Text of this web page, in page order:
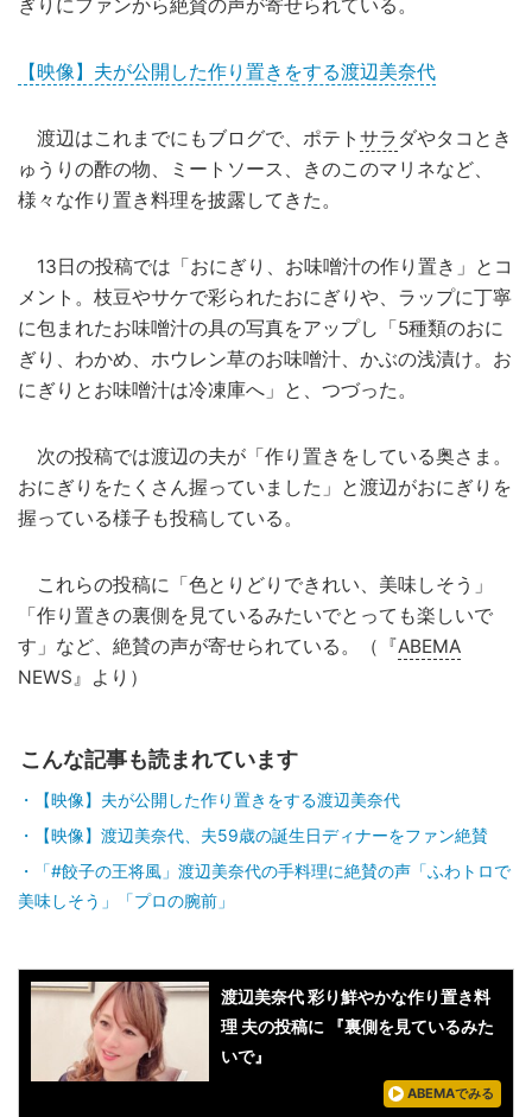
ぎりにファンから絶賛の声が寄せられている。
【映像】夫が公開した作り置きをする渡辺美奈代
渡辺はこれまでにもブログで、ポテト サラ ダやタコとき
ゅうりの酢の物、ミートソース、きのこのマリネなど、
様々な作り置き料理を披露してきた。
13日の投稿では「おにぎり、お味噌汁の作り置き」とコ
メント。枝豆やサケで彩られたおにぎりや、ラップに丁寧
に包まれたお味噌汁の具の写真をアップし「5種類のおに
ぎり、わかめ、ホウレン草のお味噌汁、かぶの浅漬け。お
にぎりとお味噌汁は冷凍庫へ」と、つづった。
次の投稿では渡辺の夫が「作り置きをしている奥さま。
おにぎりをたくさん握っていました」と渡辺がおにぎりを
握っている様子も投稿している。
これらの投稿に「色とりどりできれい、美味しそう」
「作り置きの裏側を見ているみたいでとっても楽しいで
す」など、絶賛の声が寄せられている。（『ABEMA
NEWS』より）
こんな記事も読まれています
【映像】夫が公開した作り置きをする渡辺美奈代
【映像】渡辺美奈代、夫59歳の誕生日ディナーをファン絶賛
「#餃子の王将風」渡辺美奈代の手料理に絶賛の声「ふわトロで
美味しそう」「プロの腕前」
渡辺美奈代 彩り鮮やかな作り置き料
理 夫の投稿に 『裏側を見ているみた
いで』
ABEMAでみる